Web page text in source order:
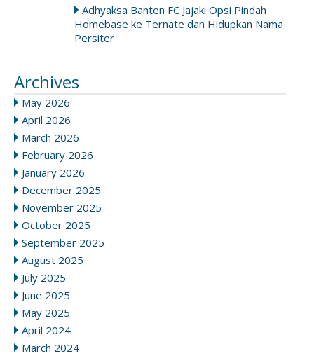
Adhyaksa Banten FC Jajaki Opsi Pindah
Homebase ke Ternate dan Hidupkan Nama
Persiter
Archives
May 2026
April 2026
March 2026
February 2026
January 2026
December 2025
November 2025
October 2025
September 2025
August 2025
July 2025
June 2025
May 2025
April 2024
March 2024